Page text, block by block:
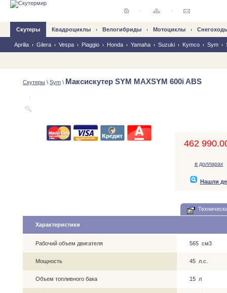
Скутеры
Aprilia Gilera Vespa Piaggio Honda Yamaha Suzuki Kymco Sym
Квадроциклы Велогибриды Mотоциклы
Скутеры \ Sym \ Максискутер SYM MAXSYM 600i ABS
462
в долларах
Нашли
Характеристики
Рабочий объем двигателя 565 см3
Мощность 45 л.с.
Объем топливного бака 15 л